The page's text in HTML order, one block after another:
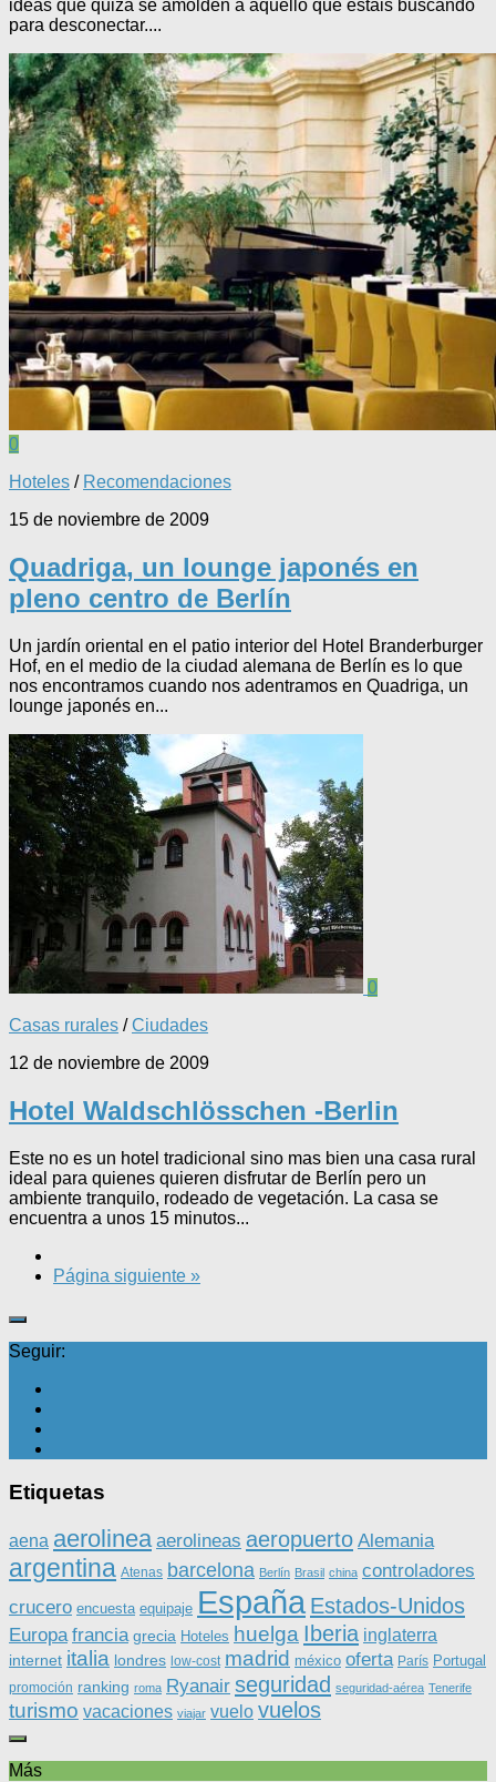
ideas que quizá se amolden a aquello que estáis buscando
para desconectar....
0
Hoteles / Recomendaciones
15 de noviembre de 2009
Quadriga, un lounge japonés en
pleno centro de Berlín
Un jardín oriental en el patio interior del Hotel Branderburger
Hof, en el medio de la ciudad alemana de Berlín es lo que
nos encontramos cuando nos adentramos en Quadriga, un
lounge japonés en...
0
Casas rurales /Ciudades
12 de noviembre de 2009
Hotel Waldschlösschen -Berlin
Este no es un hotel tradicional sino mas bien una casa rural
ideal para quienes quieren disfrutar de Berlín pero un
ambiente tranquilo, rodeado de vegetación. La casa se
encuentra a unos 15 minutos...
Página siguiente »
Seguir:
Etiquetas
aena aerolinea aerolineas aeropuerto Alemania
argentina Atenas barcelona Berlín Brasil china controladores
crucero encuesta equipaje España Estados-Unidos
Europa francia grecia Hoteles huelga Iberia inglaterra
internet italia londres low-cost madrid méxico oferta París Portugal
promoción ranking roma Ryanair seguridad seguridad-aérea Tenerife
turismo vacaciones viajar vuelo vuelos
Más